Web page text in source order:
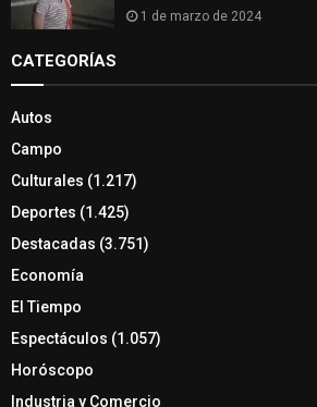
1 de marzo de 2024
CATEGORÍAS
Autos
Campo
Culturales (1.217)
Deportes (1.425)
Destacadas (3.751)
Economía
El Tiempo
Espectáculos (1.057)
Horóscopo
Industria y Comercio